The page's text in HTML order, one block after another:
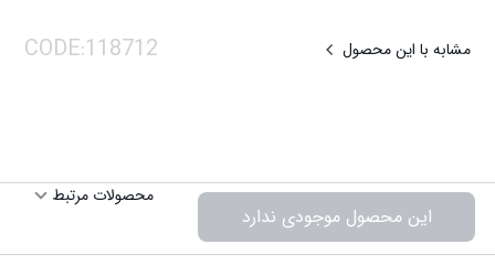
محصولات مرتبط
این محصول موجودی ندارد
مشابه با این محصول